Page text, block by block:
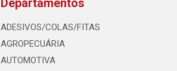
Departamentos
ADESIVOS/COLAS/FITAS
AGROPECUÁRIA
AUTOMOTIVA